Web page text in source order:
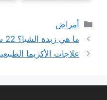
التصنيفات
أمراض
ما هي زبدة الشيا؟ 22 سببًا لإضافته إلى روتينك
علاجات الأكزيما